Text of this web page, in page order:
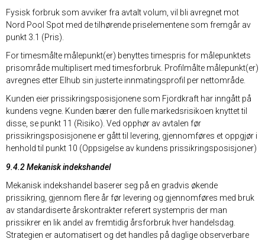
Fysisk forbruk som avviker fra avtalt volum, vil bli avregnet mot
Nord Pool Spot med de tilhørende priselementene som fremgår av
punkt 3.1 (Pris).
For timesmålte målepunkt(er) benyttes timespris for målepunktets
prisområde multiplisert med timesforbruk. Profilmålte målepunkt(er)
avregnes etter Elhub sin justerte innmatingsprofil per nettområde.
Kunden eier prissikringsposisjonene som Fjordkraft har inngått på
kundens vegne. Kunden bærer den fulle markedsrisikoen knyttet til
disse, se punkt 11 (Risiko). Ved opphør av avtalen før
prissikringsposisjonene er gått til levering, gjennomføres et oppgjør i
henhold til punkt 10 (Oppsigelse av kundens prissikringsposisjoner)
9.4.2 Mekanisk indekshandel
Mekanisk indekshandel baserer seg på en gradvis økende
prissikring, gjennom flere år før levering og gjennomføres med bruk
av standardiserte årskontrakter referert systempris der man
prissikrer en lik andel av fremtidig årsforbruk hver handelsdag.
Strategien er automatisert og det handles på daglige observerbare